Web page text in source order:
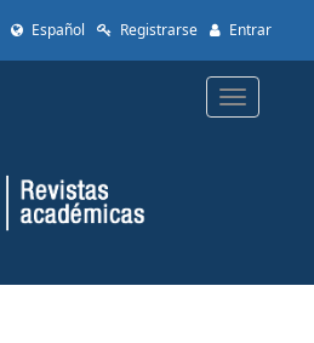
Español Registrarse Entrar
Toggle